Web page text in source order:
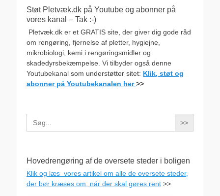
Støt Pletvæk.dk på Youtube og abonner på
vores kanal – Tak :-)
Pletvæk.dk er et GRATIS site, der giver dig gode råd
om rengøring, fjernelse af pletter, hygiejne,
mikrobiologi, kemi i rengøringsmidler og
skadedyrsbekæmpelse. Vi tilbyder også denne
Youtubekanal som understøtter sitet: Klik, støt og
abonner på Youtubekanalen her>>
Search
for:
Hovedrengøring af de oversete steder i boligen
Klik og læs vores artikel om alle de oversete steder,
der bør kræses om, når der skal gøres rent >>